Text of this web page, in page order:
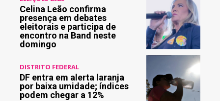
Celina Leão confirma
presença em debates
eleitorais e participa de
encontro na Band neste
domingo
DISTRITO FEDERAL
DF entra em alerta laranja
por baixa umidade; índices
podem chegar a 12%